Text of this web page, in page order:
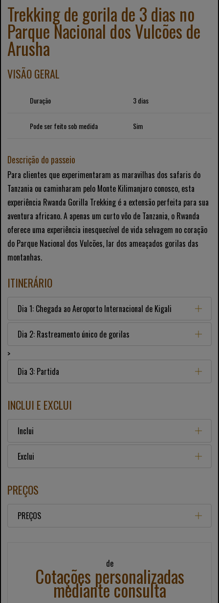
Trekking de gorila de 3 dias no
Parque Nacional dos Vulcões de
Arusha
VISÃO GERAL
Duração 3 dias
Pode ser feito sob medida Sim
Descrição do passeio
Para clientes que experimentaram as maravilhas dos safaris do
Tanzania ou caminharam pelo Monte Kilimanjaro conosco, esta
experiência Rwanda Gorilla Trekking é a extensão perfeita para sua
aventura africano. A apenas um curto vôo de Tanzania, o Rwanda
oferece uma experiência inesquecível de vida selvagem no coração
do Parque Nacional dos Vulcões, lar dos ameaçados gorilas das
montanhas.
ITINERÁRIO
Dia 1: Chegada ao Aeroporto Internacional de Kigali
Dia 2: Rastreamento único de gorilas
>
Dia 3: Partida
INCLUI E EXCLUI
Inclui
Exclui
PREÇOS
PREÇOS
de
Cotações personalizadas
mediante consulta